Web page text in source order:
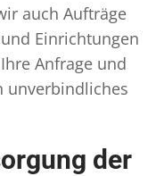
auch Aufträge
Einrichtungen
Anfrage und
unverbindliches
der